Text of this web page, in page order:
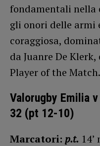
fondamentali nella
gli onori delle armi
coraggiosa,
da Juanre De
Player of the Match.
Valorugby Emilia
32 (pt 12-10)
Marcatori: p.t. 14’